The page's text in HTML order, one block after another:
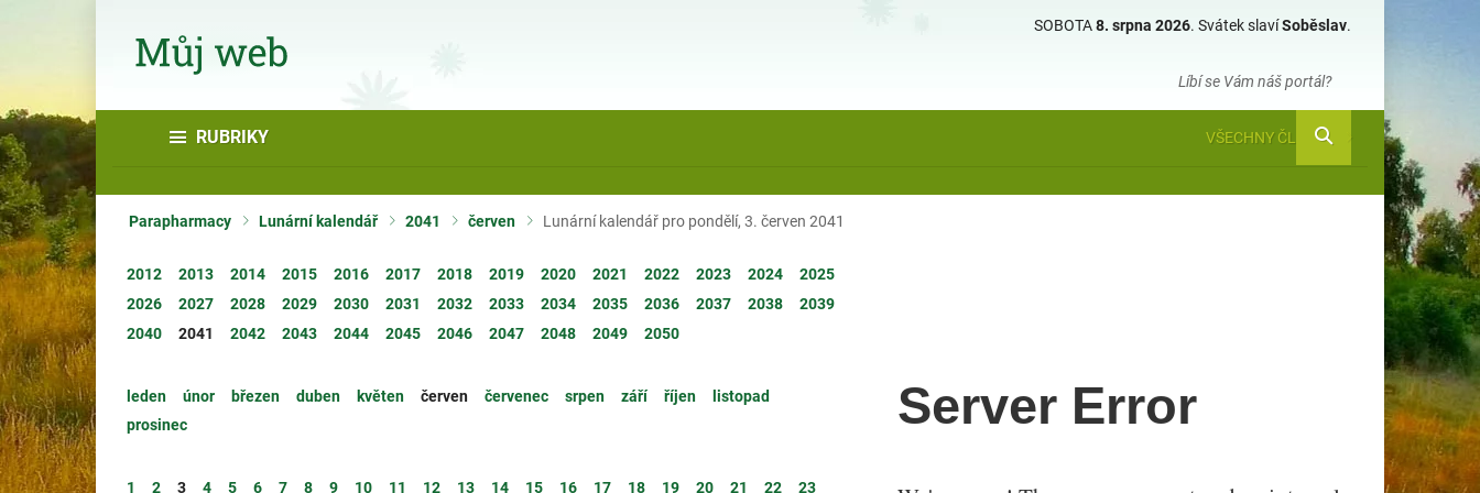
SOBOTA8. srpna 2026. Svátek slavíSoběslav.
Líbí se Vám náš portál?
RUBRIKY VŠECHNY ČLÁNKY
Parapharmacy Lunární kalendář 2041 červen Lunární kalendář pro pondělí, 3. červen 2041
2012 2013 2014 2015 2016 2017 2018 2019 2020 2021 2022 2023 2024
2025
2026
2027 2028 2029 2030 2031 2032 2033 2034 2035 2036 2037 2038
2039
2040
2041 2042 2043 2044 2045 2046 2047 2048 2049 2050
leden únor březen duben květen červen červenec srpen září říjen
listopad
prosinec
1 2 3 4 5 6 7 8 9 10 11 12 13 14 15 16 17 18 19 20 21 22 23
Server Error